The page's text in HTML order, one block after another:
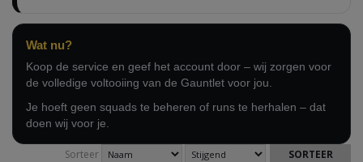
Wat nu?
Koop de service en geef het account door – wij zorgen voor
de volledige voltooiing van de Gauntlet voor jou.
Je hoeft geen squads te beheren of runs te herhalen – dat
doen wij voor je.
Sorteer